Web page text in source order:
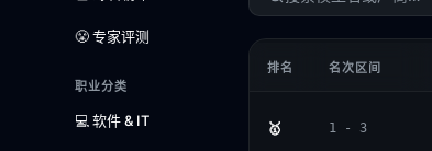
😤 专家评测
职业分类
💻 软件 & IT
排名 名次区间
🥇 1 - 3